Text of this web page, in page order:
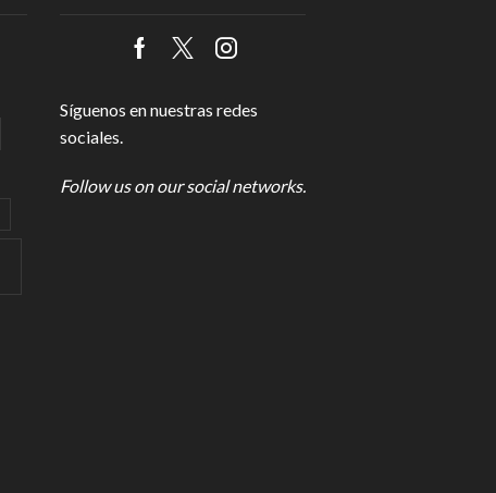
Facebook
TwitterInstagram
Síguenos en nuestras redes
sociales.
Follow us on our social networks.